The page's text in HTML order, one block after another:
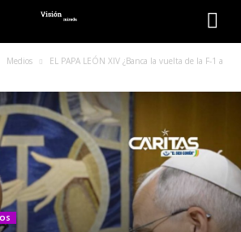
Medios
EL PAPA LEÓN XIV ¿Banca la vuelta de la F-1 a